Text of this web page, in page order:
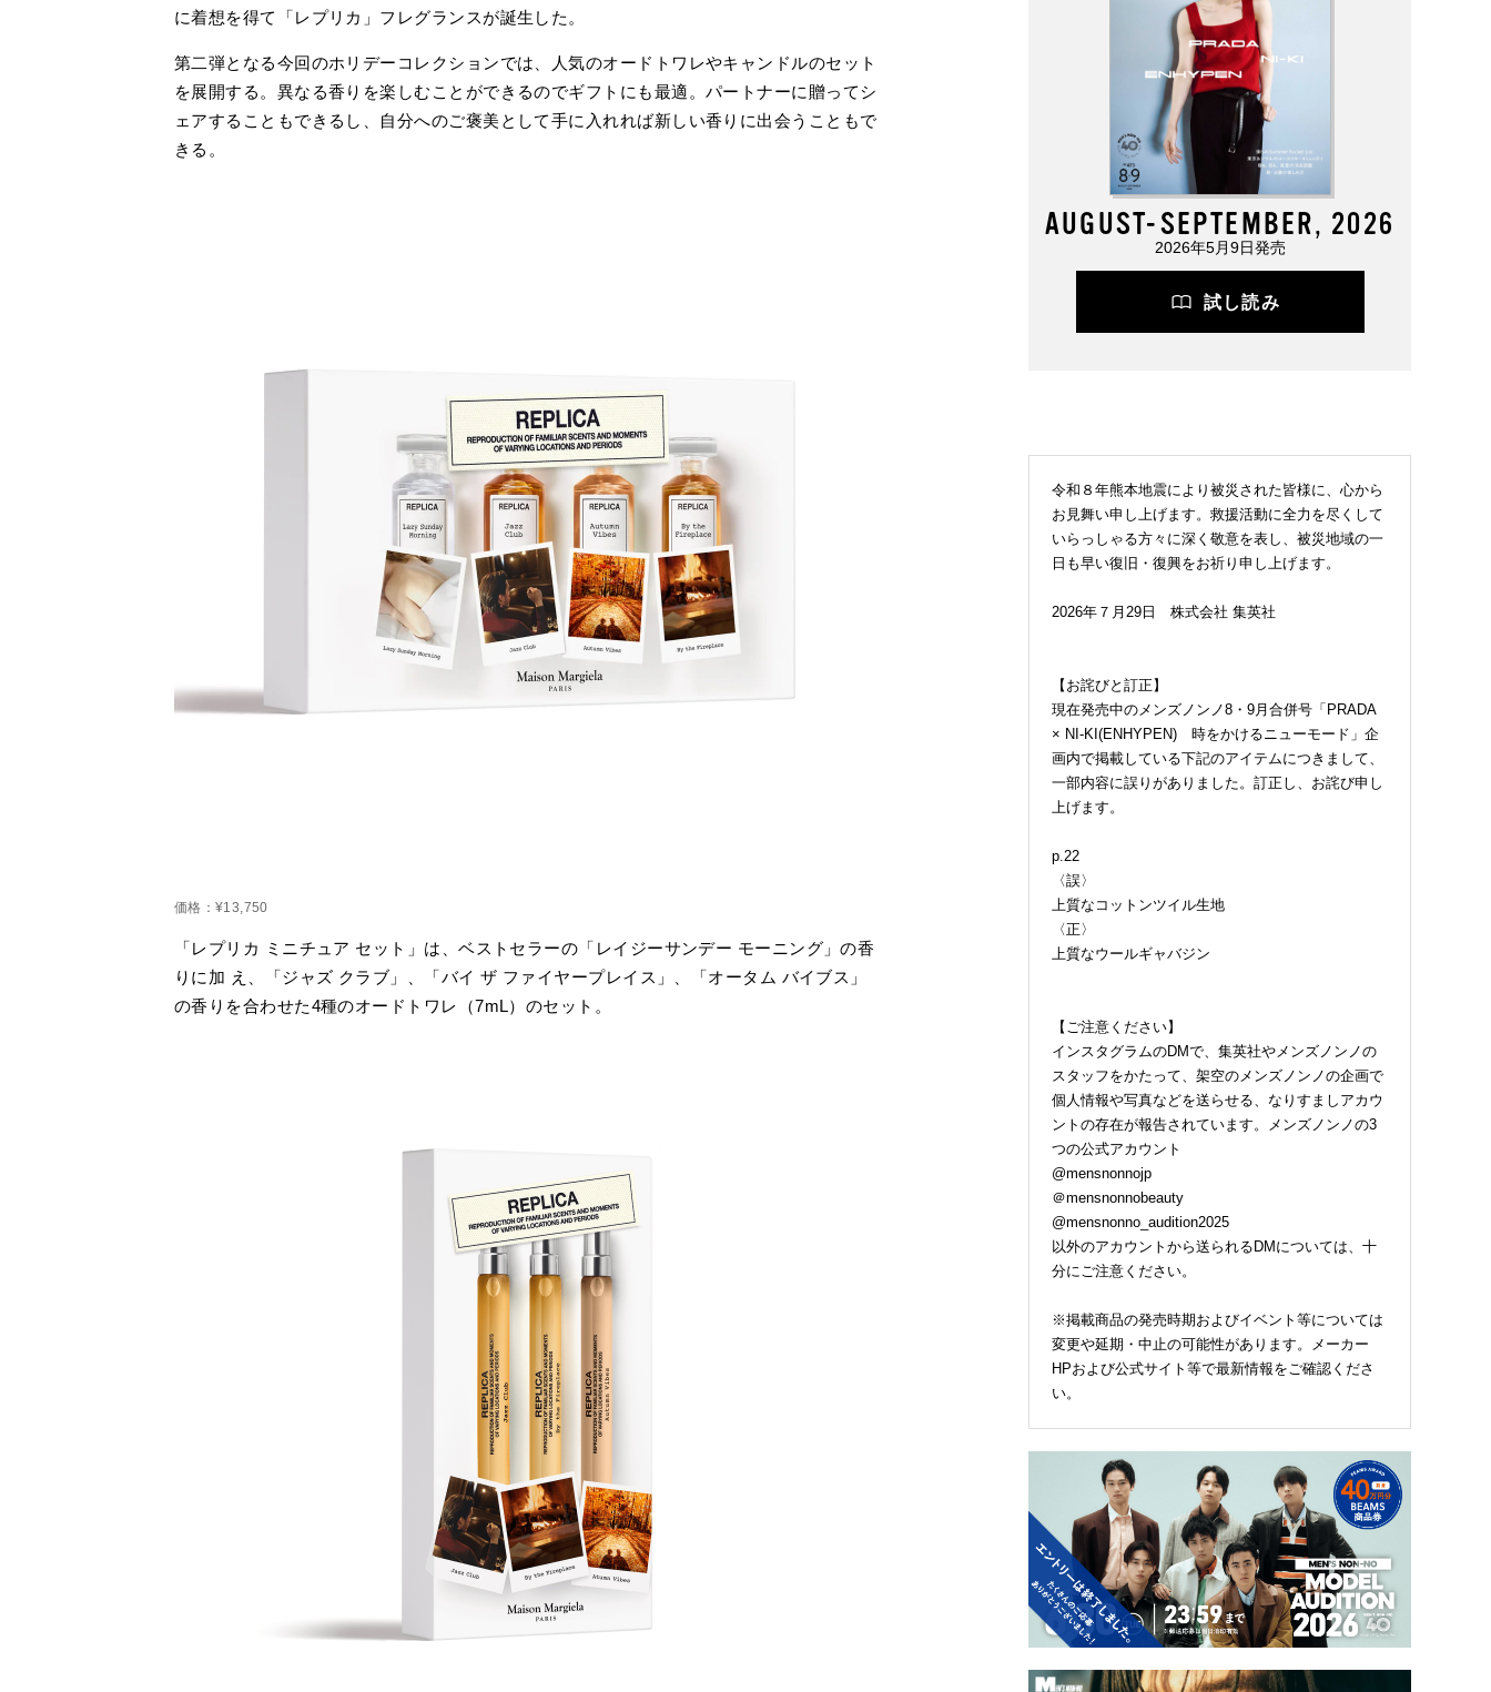
に着想を得て「レプリカ」フレグランスが誕生した。
第二弾となる今回のホリデーコレクションでは、人気のオードトワレやキャンドルのセット
を展開する。異なる香りを楽しむことができるのでギフトにも最適。パートナーに贈ってシ
ェアすることもできるし、自分へのご褒美として手に入れれば新しい香りに出会うこともで
きる。
価格：¥13,750
「レプリカ ミニチュア セット」は、ベストセラーの「レイジーサンデー モーニング」の香
りに加 え、「ジャズ クラブ」、「バイ ザ ファイヤープレイス」、「オータム バイブス」
の香りを合わせた4種のオードトワレ（7mL）のセット。
AUGUST-SEPTEMBER, 2026
2026年5月9日発売
試し読み
令和８年熊本地震により被災された皆様に、心から
お見舞い申し上げます。救援活動に全力を尽くして
いらっしゃる方々に深く敬意を表し、被災地域の一
日も早い復旧・復興をお祈り申し上げます。
2026年７月29日 株式会社 集英社
【お詫びと訂正】
現在発売中のメンズノンノ8・9月合併号「PRADA
× NI-KI(ENHYPEN) 時をかけるニューモード」企
画内で掲載している下記のアイテムにつきまして、
一部内容に誤りがありました。訂正し、お詫び申し
上げます。
p.22
〈誤〉
上質なコットンツイル生地
〈正〉
上質なウールギャバジン
【ご注意ください】
インスタグラムのDMで、集英社やメンズノンノの
スタッフをかたって、架空のメンズノンノの企画で
個人情報や写真などを送らせる、なりすましアカウ
ントの存在が報告されています。メンズノンノの3
つの公式アカウント
@mensnonnojp
＠mensnonnobeauty
@mensnonno_audition2025
以外のアカウントから送られるDMについては、十
分にご注意ください。
※掲載商品の発売時期およびイベント等については
変更や延期・中止の可能性があります。メーカー
HPおよび公式サイト等で最新情報をご確認くださ
い。